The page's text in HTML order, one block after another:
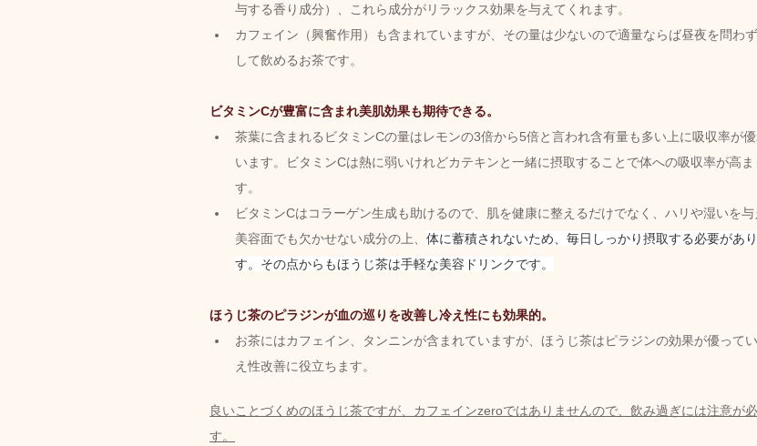
与する香り成分）、これら成分がリラックス効果を与えてくれます。
カフェイン（興奮作用）も含まれていますが、その量は少ないので適量ならば昼夜を問わ
して飲めるお茶です。
ビタミンCが豊富に含まれ美肌効果も期待できる。
茶葉に含まれるビタミンCの量はレモンの3倍から5倍と言われ含有量も多い上に吸収率が優
います。ビタミンCは熱に弱いけれどカテキンと一緒に摂取することで体への吸収率が高ま
す。
ビタミンCはコラーゲン生成も助けるので、肌を健康に整えるだけでなく、ハリや湿いを与
美容面でも欠かせない成分の上、 体に蓄積されないため、毎日しっかり摂取する必要があ
す。その点からもほうじ茶は手軽な美容ドリンクです。
ほうじ茶のピラジンが血の巡りを改善し冷え性にも効果的。
お茶にはカフェイン、タンニンが含まれていますが、ほうじ茶はピラジンの効果が優って
え性改善に役立ちます。
良いことづくめのほうじ茶ですが、カフェインzeroではありませんので、飲み過ぎには注意が
す。